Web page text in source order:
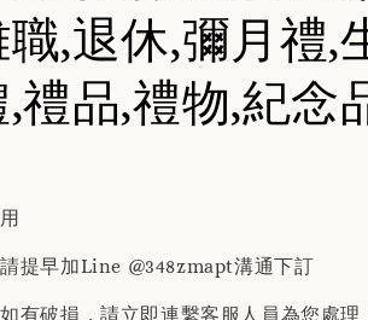
,退休,彌月禮,
禮品,禮物,紀念
提早加Line @348zmapt溝通下訂
有破損，請立即連繫客服人員為您處理